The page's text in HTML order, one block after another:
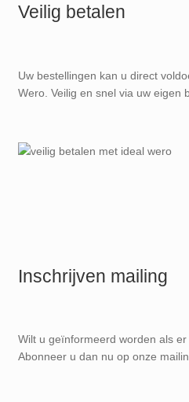
Veilig betalen
Uw bestellingen kan u direct
Wero. Veilig en snel via uw eigen
Inschrijven mailing
Wilt u geïnformeerd worden als
Abonneer u dan nu op onze